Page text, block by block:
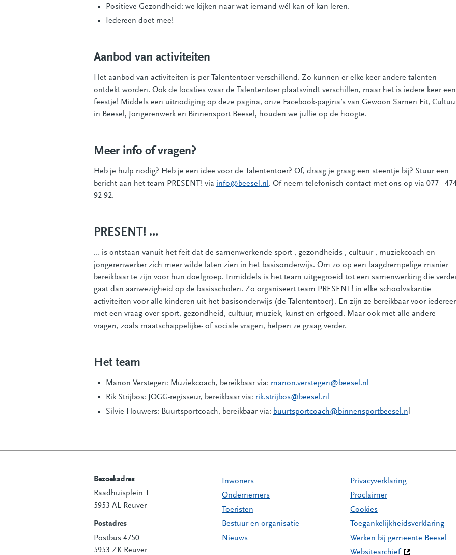
Positieve Gezondheid: we kijken naar wat iemand wél kan of kan leren.
Iedereen doet mee!
Aanbod van activiteiten
Het aanbod van activiteiten is per Talententoer verschillend. Zo kunnen er elke keer andere talenten
ontdekt worden. Ook de locaties waar de Talententoer plaatsvindt verschillen, maar het is iedere keer een
feestje! Middels een uitnodiging op deze pagina, onze Facebook-pagina’s van Gewoon Samen Fit,
in Beesel, Jongerenwerk en Binnensport Beesel, houden we jullie op de hoogte.
Meer info of vragen?
Heb je hulp nodig? Heb je een idee voor de Talententoer? Of, draag je graag een steentje bij? Stuur een
bericht aan het team PRESENT! via info@beesel.nl. Of neem telefonisch contact met ons op via 077 -
92 92.
PRESENT! …
… is ontstaan vanuit het feit dat de samenwerkende sport-, gezondheids-, cultuur-, muziekcoach en
jongerenwerker zich meer wilde laten zien in het basisonderwijs. Om zo op een laagdrempelige manier
bereikbaar te zijn voor hun doelgroep. Inmiddels is het team uitgegroeid tot een samenwerking die
gaat dan aanwezigheid op de basisscholen. Zo organiseert team PRESENT! in elke schoolvakantie
activiteiten voor alle kinderen uit het basisonderwijs (de Talententoer). En zijn ze bereikbaar voor
met een vraag over sport, gezondheid, cultuur, muziek, kunst en erfgoed. Maar ook met alle andere
vragen, zoals maatschappelijke- of sociale vragen, helpen ze graag verder.
Het team
Manon Verstegen: Muziekcoach, bereikbaar via: manon.verstegen@beesel.nl
Rik Strijbos: JOGG-regisseur, bereikbaar via: rik.strijbos@beesel.nl
Silvie Houwers: Buurtsportcoach, bereikbaar via: buurtsportcoach@binnensportbeesel.nl
Contactinformatie
Bezoekadres
Raadhuisplein 1
5953 AL Reuver
Postadres
Postbus 4750
5953 ZK Reuver
Inwoners
Ondernemers
Toeristen
Bestuur en organisatie
Nieuws
Privacyverklaring
Proclaimer
Cookies
Toegankelijkheidsverklaring
Werken bij gemeente Beesel
Websitearchief